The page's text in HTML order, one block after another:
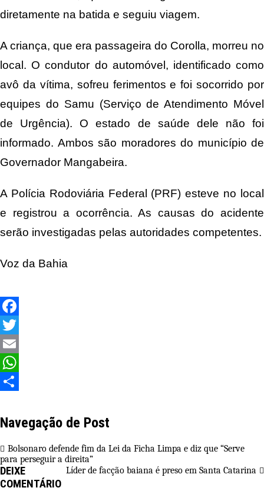
diretamente na batida e seguiu viagem.
A criança, que era passageira do Corolla, morreu no
local. O condutor do automóvel, identificado como
avô da vítima, sofreu ferimentos e foi socorrido por
equipes do Samu (Serviço de Atendimento Móvel
de Urgência). O estado de saúde dele não foi
informado. Ambos são moradores do município de
Governador Mangabeira.
A Polícia Rodoviária Federal (PRF) esteve no local
e registrou a ocorrência. As causas do acidente
serão investigadas pelas autoridades competentes.
Voz da Bahia
Facebook
Twitter
Email
WhatsApp
Navegação de Post
Bolsonaro defende fim da Lei da Ficha Limpa e diz que “Serve
para perseguir a direita”
Líder de facção baiana é preso em Santa Catarina
DEIXE
COMENTÁRIO